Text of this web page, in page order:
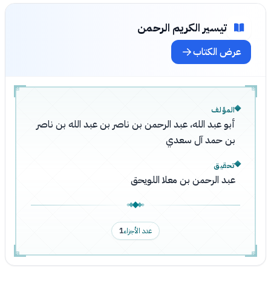
تيسير الكريم الرحمن
عرض الكتاب
المؤلف
أبو عبد الله، عبد الرحمن بن ناصر بن عبد الله بن ناصر
بن حمد آل سعدي
تحقيق
عبد الرحمن بن معلا اللويحق
عدد الأجزاء1